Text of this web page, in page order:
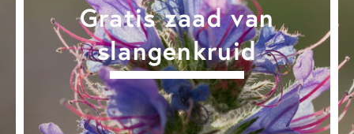
Gratis zaad van
slangenkruid